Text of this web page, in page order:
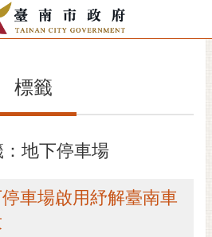
標籤
地下停車場
車場啟用紓解臺南車